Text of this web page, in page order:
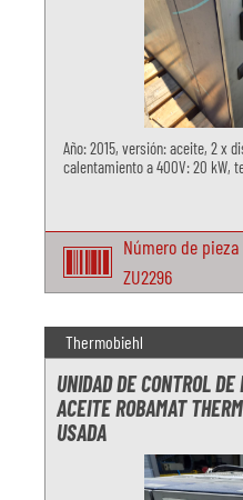
Año: 2015, versión: aceite, 2 x
calentamiento a 400V: 20 kW,
Número de pieza
ZU2296
Thermobiehl
UNIDAD DE CONTROL
ACEITE ROBAMAT
USADA